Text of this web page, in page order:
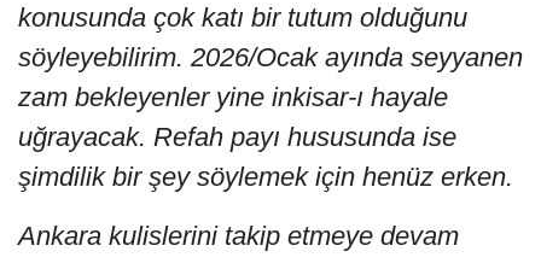
konusunda çok katı bir tutum olduğunu
söyleyebilirim. 2026/Ocak ayında seyyanen
zam bekleyenler yine inkisar-ı hayale
uğrayacak. Refah payı hususunda ise
şimdilik bir şey söylemek için henüz erken.
Ankara kulislerini takip etmeye devam